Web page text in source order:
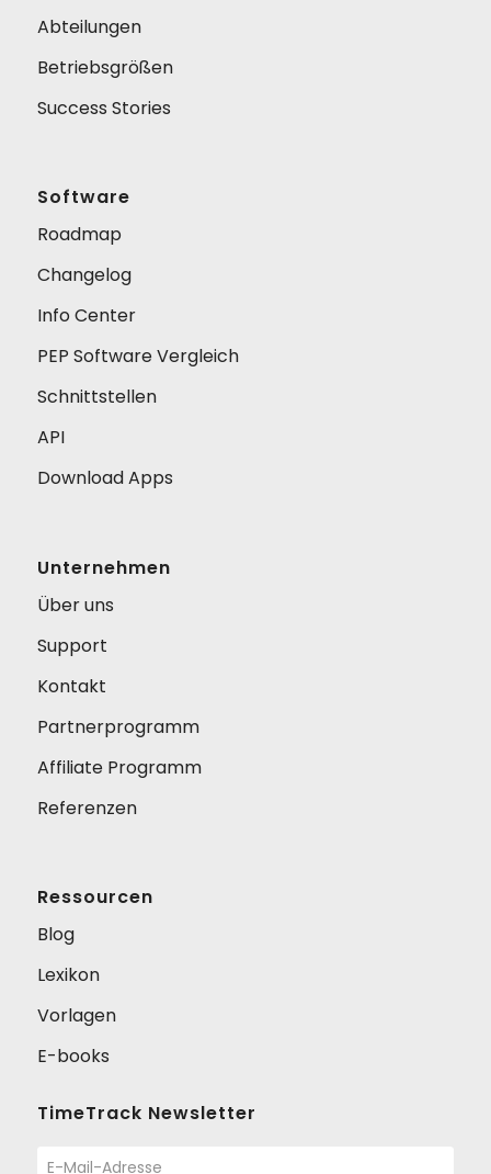
Abteilungen
Betriebsgrößen
Success Stories
Software
Roadmap
Changelog
Info Center
PEP Software Vergleich
Schnittstellen
API
Download Apps
Unternehmen
Über uns
Support
Kontakt
Partnerprogramm
Affiliate Programm
Referenzen
Ressourcen
Blog
Lexikon
Vorlagen
E-books
TimeTrack Newsletter